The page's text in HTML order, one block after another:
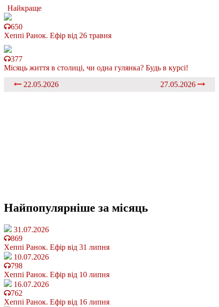
Найкраще
650
Хеппі Ранок. Ефір від 26 травня
377
Місяць життя в столиці, чи одна гулянка? Будь в курсі!
22.05.2026
27.05.2026
Найпопулярніше за місяць
31.07.2026
869
Хеппі Ранок. Ефір від 31 липня
10.07.2026
798
Хеппі Ранок. Ефір від 10 липня
16.07.2026
762
Хеппі Ранок. Ефір від 16 липня